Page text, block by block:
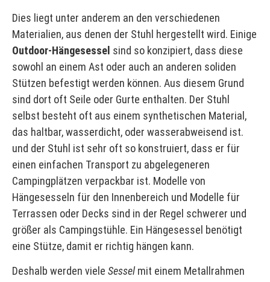
Dies liegt unter anderem an den verschiedenen
Materialien, aus denen der Stuhl hergestellt wird. Einige
Outdoor-Hängesessel sind so konzipiert, dass diese
sowohl an einem Ast oder auch an anderen soliden
Stützen befestigt werden können. Aus diesem Grund
sind dort oft Seile oder Gurte enthalten. Der Stuhl
selbst besteht oft aus einem synthetischen Material,
das haltbar, wasserdicht, oder wasserabweisend ist.
und der Stuhl ist sehr oft so konstruiert, dass er für
einen einfachen Transport zu abgelegeneren
Campingplätzen verpackbar ist. Modelle von
Hängesesseln für den Innenbereich und Modelle für
Terrassen oder Decks sind in der Regel schwerer und
größer als Campingstühle. Ein Hängesessel benötigt
eine Stütze, damit er richtig hängen kann.
Deshalb werden viele Sessel mit einem Metallrahmen